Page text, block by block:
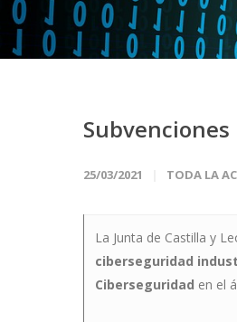
25/03/2021 TODA LA
La Junta de Castilla y
ciberseguridad
Ciberseguridad en el